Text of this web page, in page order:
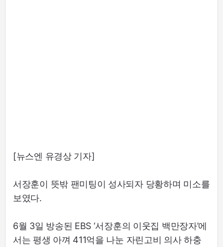
[뉴스엔 유경상 기자]
서장훈이 뜻밖 팬미팅이 성사되자 당황하며 미소를
보였다.
6월 3일 방송된 EBS ‘서장훈의 이웃집 백만장자’에
서는 평생 아껴 411억을 나눈 자린고비 의사 하충